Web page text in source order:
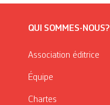
QUI SOMMES-NOUS?
Association éditrice
Équipe
Chartes